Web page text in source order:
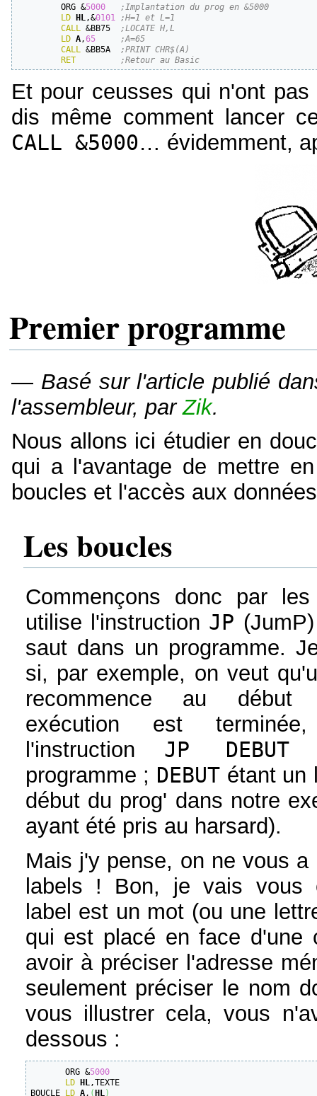
         ORG &
5000
;Implantation du prog en &5000
LD HL ,&0101
;H=1 et L=1
CALL
&BB75
;LOCATE H,L
LD A ,65
;A=65
CALL
&BB5A
;PRINT CHR$(A)
RET
;Retour au Basic
Et pour ceusses qui n'ont
dis même comment lancer
CALL &5000… évidemment,
Premier programme
— Basé sur l'article publié
l'assembleur, parZik.
Nous allons ici étudier en
qui a l'avantage de mettre
boucles et l'accès aux
Les boucles
Commençons donc par
utilise l'instruction JP
saut dans un programme.
si, par exemple, on veut
recommence au début
exécution est
l'instruction JP DEBUT
programme ; DEBUT étant un
début du prog' dans notre
ayant été pris au harsard).
Mais j'y pense, on ne vous a
labels ! Bon, je vais vous
label est un mot (ou une
qui est placé en face d'une
avoir à préciser l'adresse
seulement préciser le nom
vous illustrer cela, vous
dessous :
       ORG &
5000
LD HL ,TEXTE
BOUCLE LD A , (HL )